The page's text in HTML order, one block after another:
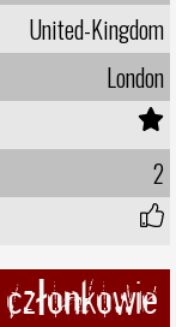
United-Kingdom
London
2